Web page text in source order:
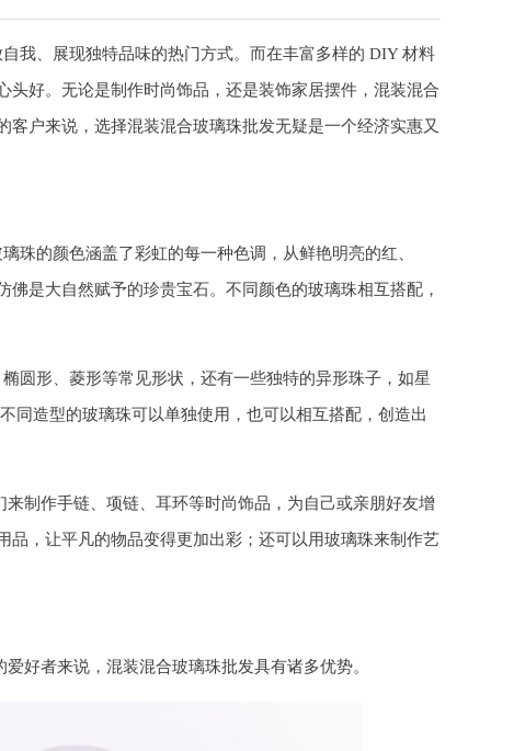
我、展现独特品味的热门方式。而在丰富多样的 DIY 材料
好。无论是制作时尚饰品，还是装饰家居摆件，混装混合
户来说，选择混装混合玻璃珠批发无疑是一个经济实惠又
珠的颜色涵盖了彩虹的每一种色调，从鲜艳明亮的红、
是大自然赋予的珍贵宝石。不同颜色的玻璃珠相互搭配，
圆形、菱形等常见形状，还有一些独特的异形珠子，如星
同造型的玻璃珠可以单独使用，也可以相互搭配，创造出
制作手链、项链、耳环等时尚饰品，为自己或亲朋好友增
，让平凡的物品变得更加出彩；还可以用玻璃珠来制作艺
好者来说，混装混合玻璃珠批发具有诸多优势。